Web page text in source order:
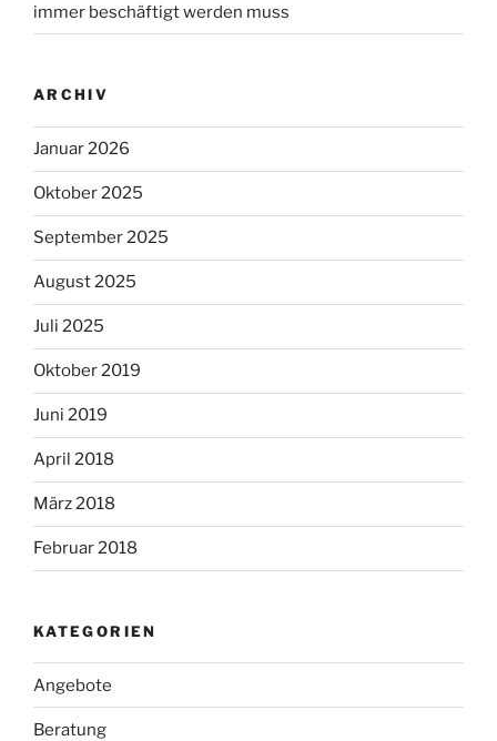
immer beschäftigt werden muss
ARCHIV
Januar 2026
Oktober 2025
September 2025
August 2025
Juli 2025
Oktober 2019
Juni 2019
April 2018
März 2018
Februar 2018
KATEGORIEN
Angebote
Beratung